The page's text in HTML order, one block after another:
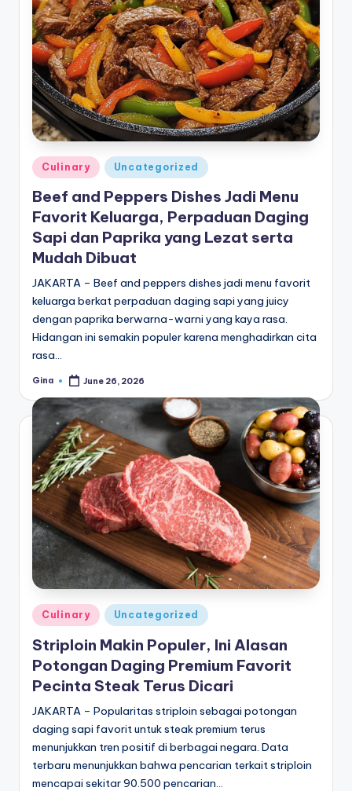
e
di
a
Posted
in
Culinary Uncategorized
Beef and Peppers Dishes Jadi Menu
Favorit Keluarga, Perpaduan Daging
Sapi dan Paprika yang Lezat serta
Mudah Dibuat
JAKARTA – Beef and peppers dishes jadi menu favorit
keluarga berkat perpaduan daging sapi yang juicy
dengan paprika berwarna-warni yang kaya rasa.
Hidangan ini semakin populer karena menghadirkan cita
rasa…
Posted
Gina June 26, 2026
Posted
in
Culinary Uncategorized
Striploin Makin Populer, Ini Alasan
Potongan Daging Premium Favorit
Pecinta Steak Terus Dicari
JAKARTA – Popularitas striploin sebagai potongan
daging sapi favorit untuk steak premium terus
menunjukkan tren positif di berbagai negara. Data
terbaru menunjukkan bahwa pencarian terkait striploin
mencapai sekitar 90.500 pencarian…